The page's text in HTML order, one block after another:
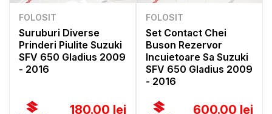
FOLOSIT
Suruburi Diverse
Prinderi Piulite Suzuki
SFV 650 Gladius 2009
- 2016
180.00 lei
FOLOSIT
Set Contact Chei
Buson Rezervor
Incuietoare Sa Suzuki
SFV 650 Gladius 2009
- 2016
600.00 lei